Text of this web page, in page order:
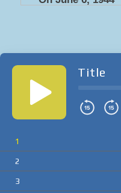
Title
1
2
3